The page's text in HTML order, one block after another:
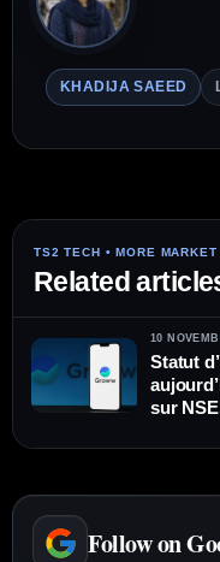
KHADIJA SAEED
Related
10
Statut
sur
Follow on